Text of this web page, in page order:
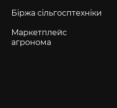
Біржа сільгосптехніки
Маркетплейс
агронома